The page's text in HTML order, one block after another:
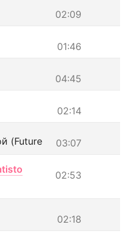
02:09
01:46
04:45
02:14
03:07
(Future
02:53
02:18